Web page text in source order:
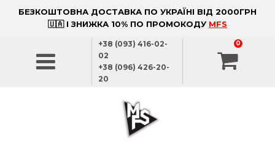
БЕЗКОШТОВНА ДОСТАВКА ПО УКРАЇНІ ВІД 2000ГРН
🇺🇦 І ЗНИЖКА 10% ПО ПРОМОКОДУ MFS
+38 (093) 416-02-
02
+38 (096) 426-20-
20
0